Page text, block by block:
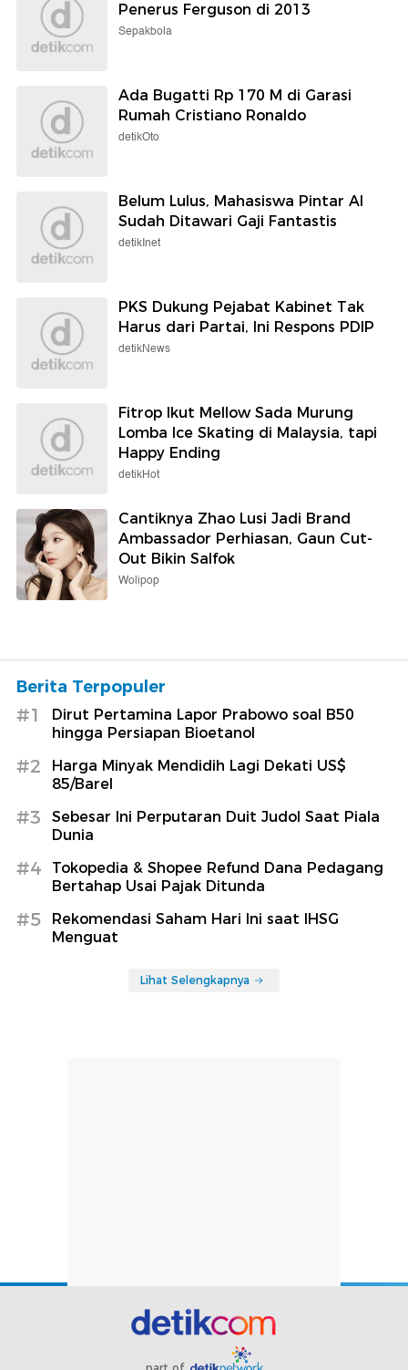
Penerus Ferguson di 2013
Sepakbola
Ada Bugatti Rp 170 M di Garasi
Rumah Cristiano Ronaldo
detikOto
Belum Lulus, Mahasiswa Pintar AI
Sudah Ditawari Gaji Fantastis
detikInet
PKS Dukung Pejabat Kabinet Tak
Harus dari Partai, Ini Respons PDIP
detikNews
Fitrop Ikut Mellow Sada Murung
Lomba Ice Skating di Malaysia, tapi
Happy Ending
detikHot
Cantiknya Zhao Lusi Jadi Brand
Ambassador Perhiasan, Gaun Cut-
Out Bikin Salfok
Wolipop
Berita Terpopuler
#1
Dirut Pertamina Lapor Prabowo soal B50
hingga Persiapan Bioetanol
#2
Harga Minyak Mendidih Lagi Dekati US$
85/Barel
#3
Sebesar Ini Perputaran Duit Judol Saat Piala
Dunia
#4
Tokopedia & Shopee Refund Dana Pedagang
Bertahap Usai Pajak Ditunda
#5
Rekomendasi Saham Hari Ini saat IHSG
Menguat
Lihat Selengkapnya